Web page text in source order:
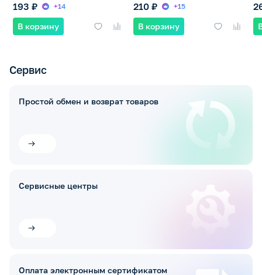
193 ₽ +14
В корзину
210 ₽ +15
В корзину
Сервис
Простой обмен и возврат товаров
Сервисные центры
Оплата электронным сертификатом